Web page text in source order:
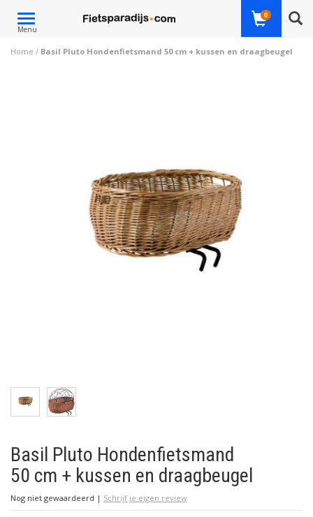
Toggle
navigation
Menu
0
Home / Basil Pluto Hondenfietsmand 50 cm + kussen en draagbeugel
Basil Pluto Hondenfietsmand
50 cm + kussen en draagbeugel
Nog niet gewaardeerd | Schrijf je eigen review